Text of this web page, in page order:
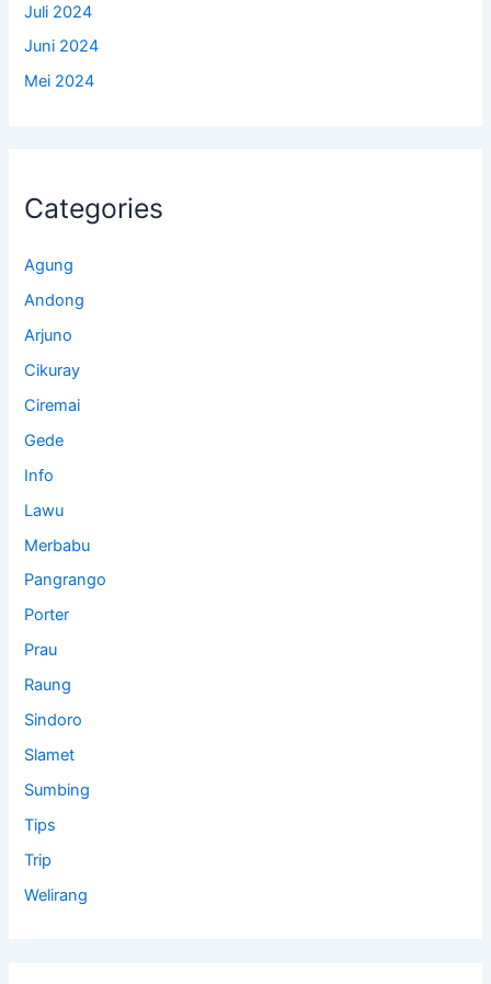
Juli 2024
Juni 2024
Mei 2024
Categories
Agung
Andong
Arjuno
Cikuray
Ciremai
Gede
Info
Lawu
Merbabu
Pangrango
Porter
Prau
Raung
Sindoro
Slamet
Sumbing
Tips
Trip
Welirang